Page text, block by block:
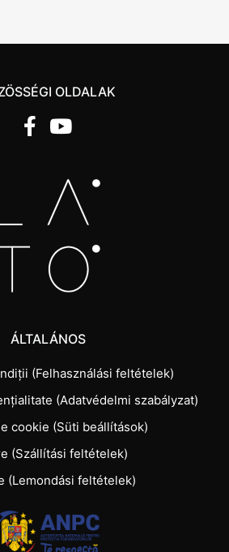
OLDALAK
ÁLTALÁNOS
(Felhasználási feltételek)
(Adatvédelmi szabályzat)
cookie (Süti beállítások)
(Szállítási feltételek)
(Lemondási feltételek)